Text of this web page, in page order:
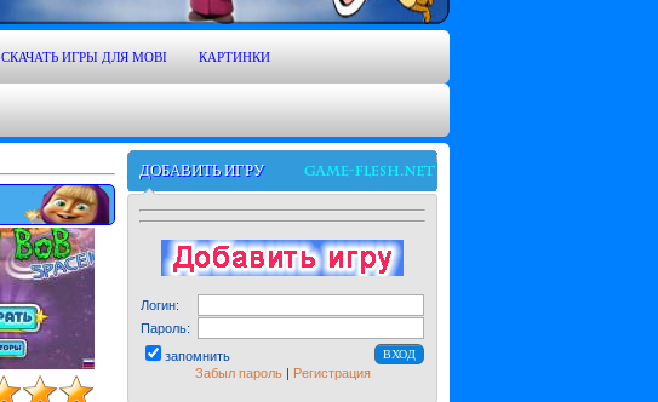
СКАЧАТЬ ИГРЫ ДЛЯ MOBI КАРТИНКИ
ДОБАВИТЬ ИГРУ
Логин:
Пароль:
запомнить
Забыл пароль| Регистрация